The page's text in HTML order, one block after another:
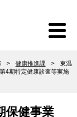
> 健康推進課 >
東温
4期特定健康診査等実施
保健事業